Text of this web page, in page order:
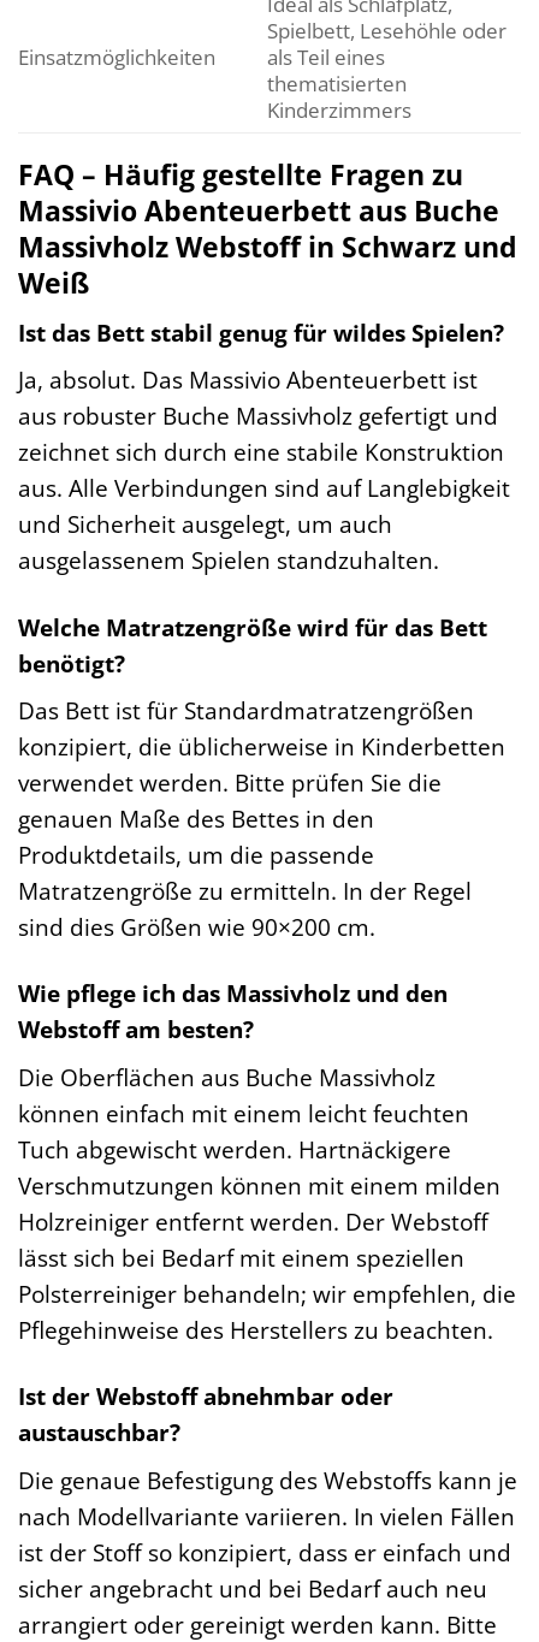
Einsatzmöglichkeiten
Spielbett, Lesehöhle oder
als Teil eines
thematisierten
Kinderzimmers
FAQ – Häufig gestellte Fragen zu
Massivio Abenteuerbett aus Buche
Massivholz Webstoff in Schwarz und
Weiß
Ist das Bett stabil genug für wildes Spielen?
Ja, absolut. Das Massivio Abenteuerbett ist
aus robuster Buche Massivholz gefertigt und
zeichnet sich durch eine stabile Konstruktion
aus. Alle Verbindungen sind auf Langlebigkeit
und Sicherheit ausgelegt, um auch
ausgelassenem Spielen standzuhalten.
Welche Matratzengröße wird für das Bett
benötigt?
Das Bett ist für Standardmatratzengrößen
konzipiert, die üblicherweise in Kinderbetten
verwendet werden. Bitte prüfen Sie die
genauen Maße des Bettes in den
Produktdetails, um die passende
Matratzengröße zu ermitteln. In der Regel
sind dies Größen wie 90×200 cm.
Wie pflege ich das Massivholz und den
Webstoff am besten?
Die Oberflächen aus Buche Massivholz
können einfach mit einem leicht feuchten
Tuch abgewischt werden. Hartnäckigere
Verschmutzungen können mit einem milden
Holzreiniger entfernt werden. Der Webstoff
lässt sich bei Bedarf mit einem speziellen
Polsterreiniger behandeln; wir empfehlen, die
Pflegehinweise des Herstellers zu beachten.
Ist der Webstoff abnehmbar oder
austauschbar?
Die genaue Befestigung des Webstoffs kann je
nach Modellvariante variieren. In vielen Fällen
ist der Stoff so konzipiert, dass er einfach und
sicher angebracht und bei Bedarf auch neu
arrangiert oder gereinigt werden kann. Bitte